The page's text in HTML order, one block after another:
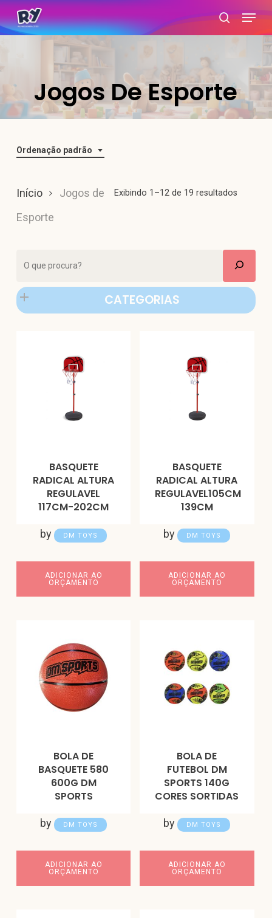
Skip
to
content
search
Menu
Jogos De Esporte
Ordenação padrão
Exibindo 1–12 de 19 resultados
Início
Jogos de
Esporte
CATEGORIAS
BASQUETE
RADICAL ALTURA
REGULAVEL
117CM-202CM
by DM TOYS
ADICIONAR AO
ORÇAMENTO
BASQUETE
RADICAL ALTURA
REGULAVEL105CM
139CM
by DM TOYS
ADICIONAR AO
ORÇAMENTO
BOLA DE
BASQUETE 580
600G DM
SPORTS
by DM TOYS
ADICIONAR AO
ORÇAMENTO
BOLA DE
FUTEBOL DM
SPORTS 140G
CORES SORTIDAS
by DM TOYS
ADICIONAR AO
ORÇAMENTO